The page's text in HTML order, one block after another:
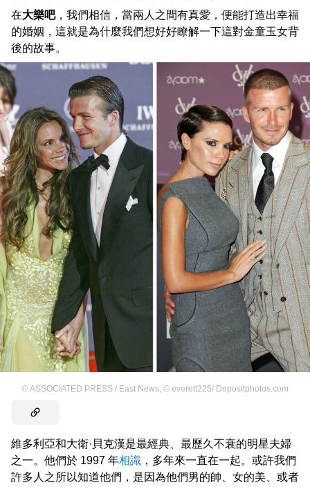
在大樂吧，我們相信，當兩人之間有真愛，便能打造出幸福
的婚姻，這就是為什麼我們想好好瞭解一下這對金童玉女背
後的故事。
© ASSOCIATED PRESS / East News, © everett225/ Depositphotos.com
維多利亞和大衛·貝克漢是最經典、最歷久不衰的明星夫婦
之一。他們於 1997 年相識 ，多年來一直在一起。或許我們
許多人之所以知道他們，是因為他們男的帥、女的美、或者